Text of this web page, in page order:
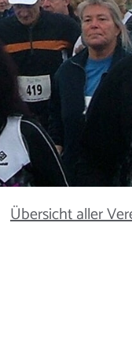
Übersicht aller